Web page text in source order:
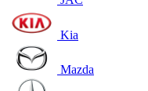
Kia
Mazda